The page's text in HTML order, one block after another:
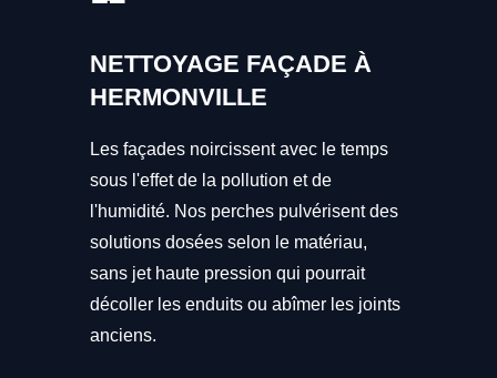
NETTOYAGE FAÇADE À
HERMONVILLE
Les façades noircissent avec le temps
sous l'effet de la pollution et de
l'humidité. Nos perches pulvérisent des
solutions dosées selon le matériau,
sans jet haute pression qui pourrait
décoller les enduits ou abîmer les joints
anciens.